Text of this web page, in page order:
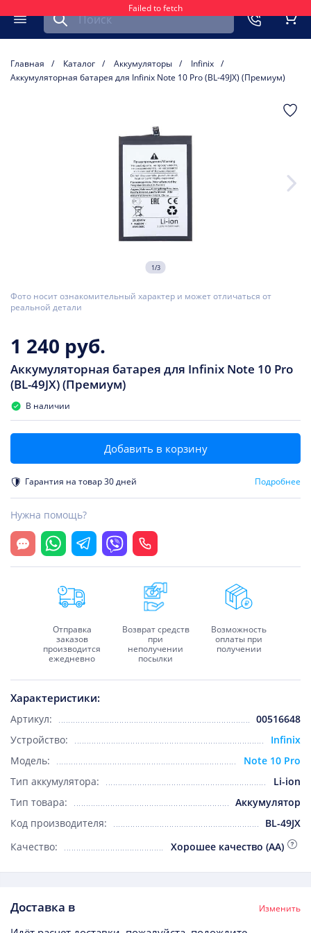
Failed to fetch
Меню
Найти запчасть для мобильного устройства
Главная Каталог Аккумуляторы
Infinix
Аккумуляторная батарея для Infinix Note 10 Pro (BL-49JX) (Премиум)
1/3
Фото носит ознакомительный характер и может отличаться от
реальной детали
Характеристики:
Артикул:
00516648
Устройство:
Infinix
Модель:
Note 10 Pro
Тип аккумулятора:
Li-ion
Тип товара:
Аккумулятор
Код производителя:
BL-49JX
Качество:
Хорошее качество (AA)
1 240 руб.
Аккумуляторная батарея для Infinix Note 10 Pro
(BL-49JX) (Премиум)
В наличии
Добавить в корзину
Гарантия на товар 30 дней Подробнее
Нужна помощь?
Открыть чат
WhatsappTelegramViber Позвонить
Доставка в Изменить
Отправка
заказов
производится
ежедневно
Возврат средств
при
неполучении
посылки
Возможность
оплаты при
получении